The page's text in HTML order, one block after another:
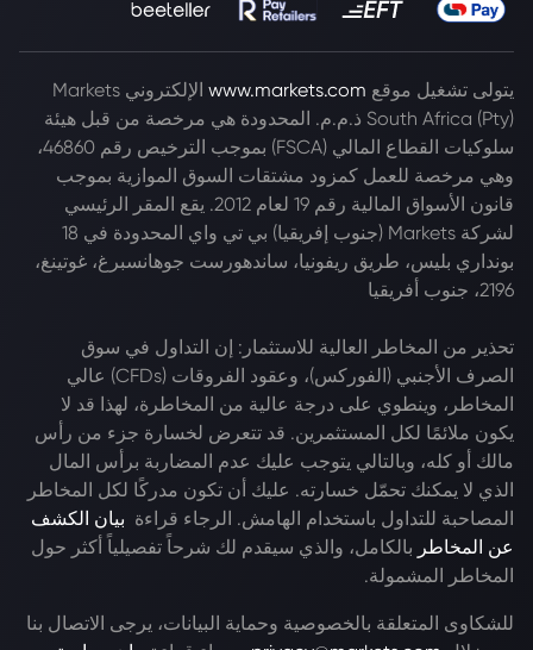
يتولى تشغيل موقع www.markets.com
الإلكتروني Markets
South Africa (Pty) ذ.م.م. المحدودة هي مرخصة من قبل هيئة
سلوكيات القطاع المالي (FSCA) بموجب الترخيص رقم 46860،
وهي مرخصة للعمل كمزود مشتقات السوق الموازية بموجب
قانون الأسواق المالية رقم 19 لعام 2012. يقع المقر الرئيسي
لشركة Markets (جنوب إفريقيا) بي تي واي المحدودة في 18
بونداري بليس، طريق ريفونيا، ساندهورست جوهانسبرغ، غوتينغ،
2196، جنوب أفريقيا
تحذير من المخاطر العالية للاستثمار: إن التداول في سوق
الصرف الأجنبي (الفوركس)، وعقود الفروقات (CFDs) عالي
المخاطر، وينطوي على درجة عالية من المخاطرة، لهذا قد لا
يكون ملائمًا لكل المستثمرين. قد تتعرض لخسارة جزء من رأس
مالك أو كله، وبالتالي يتوجب عليك عدم المضاربة برأس المال
الذي لا يمكنك تحمّل خسارته. عليك أن تكون مدركًا لكل المخاطر
المصاحبة للتداول باستخدام الهامش. الرجاء قراءة بيان الكشف
عن المخاطر بالكامل، والذي سيقدم لك شرحاً تفصيلياً أكثر حول
المخاطر المشمولة.
للشكاوى المتعلقة بالخصوصية وحماية البيانات، يرجى الاتصال بنا